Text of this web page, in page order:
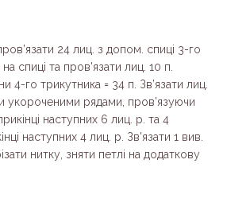
24 лиц. з допом. спиці 3-го
спиці та пров’язати лиц. 10 п.
4-го трикутника = 34 п. Зв’язати лиц.
укороченими рядами, пров’язуючи
наступних 6 лиц. р. та 4
наступних 4 лиц. р. Зв’язати 1 вив.
нитку, зняти петлі на додаткову